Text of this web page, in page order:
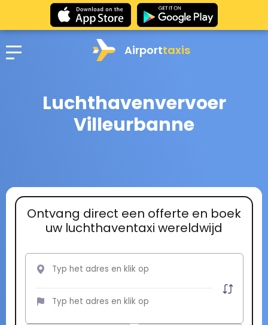
Airporttaxis
Luchthavenvervoer
Villeurbanne
Ontvang direct een offerte en boek
uw luchthaventaxi wereldwijd